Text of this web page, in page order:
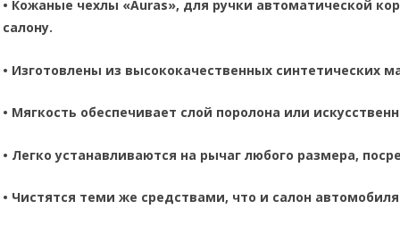
• Кожаные чехлы «Auras», для ручки автоматической
салону.
• Изготовлены из высококачественных синтетических
• Мягкость обеспечивает слой поролона или
• Легко устанавливаются на рычаг любого размера,
• Чистятся теми же средствами, что и салон